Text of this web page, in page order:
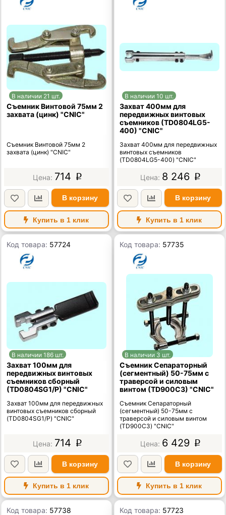
В наличии 21 шт.
Съемник Винтовой 75мм 2
захвата (цинк) "CNIC"
Съемник Винтовой 75мм 2
захвата (цинк) "CNIC"
714 p
В корзину
Купить в 1 клик
В наличии 10 шт.
Захват 400мм для
передвижных винтовых
съемников (TD0804LG5-
400) "CNIC"
Захват 400мм для передвижных
винтовых съемников
(TD0804LG5-400) "CNIC"
8 246 p
В корзину
Купить в 1 клик
Код товара: 57724
В наличии 186 шт.
Захват 100мм для
передвижных винтовых
съемников сборный
(TD0804SG1/P) "CNIC"
Захват 100мм для передвижных
винтовых съемников сборный
(TD0804SG1/P) "CNIC"
714 p
В корзину
Купить в 1 клик
Код товара: 57735
В наличии 3 шт.
Съемник Сепараторный
(сегментный) 50-75мм с
траверсой и силовым
винтом (TD900C3) "CNIC"
Съемник Сепараторный
(сегментный) 50-75мм с
траверсой и силовым винтом
(TD900C3) "CNIC"
6 429 p
В корзину
Купить в 1 клик
Код товара: 57738 Код товара: 57723